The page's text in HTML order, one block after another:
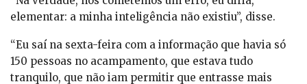
elementar: a minha inteligência não existiu”, disse.
“Eu saí na sexta-feira com a informação que havia só
150 pessoas no acampamento, que estava tudo
tranquilo, que não iam permitir que entrasse mais